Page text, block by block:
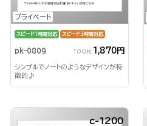
プライベート
スピード1時間対応 スピード3時間対応
pk-0809 100枚 1,870円
シンプルでノートのようなデザインが特
徴的♪
c-1200